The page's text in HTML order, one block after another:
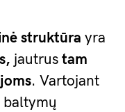
struktūra yra
jautrus tam
. Vartojant